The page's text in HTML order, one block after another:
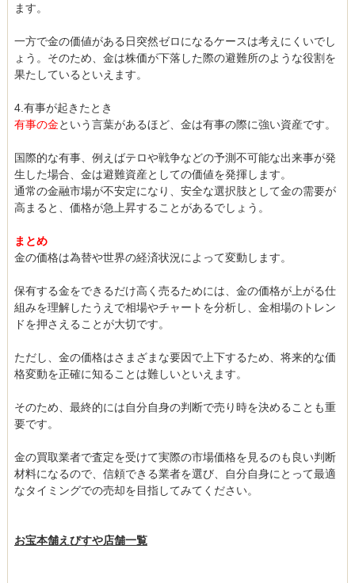
ます。
一方で金の価値がある日突然ゼロになるケースは考えにくいでし
ょう。そのため、金は株価が下落した際の避難所のような役割を
果たしているといえます。
4.有事が起きたとき
有事の金という言葉があるほど、金は有事の際に強い資産です。
国際的な有事、例えばテロや戦争などの予測不可能な出来事が発
生した場合、金は避難資産としての価値を発揮します。
通常の金融市場が不安定になり、安全な選択肢として金の需要が
高まると、価格が急上昇することがあるでしょう。
まとめ
金の価格は為替や世界の経済状況によって変動します。
保有する金をできるだけ高く売るためには、金の価格が上がる仕
組みを理解したうえで相場やチャートを分析し、金相場のトレン
ドを押さえることが大切です。
ただし、金の価格はさまざまな要因で上下するため、将来的な価
格変動を正確に知ることは難しいといえます。
そのため、最終的には自分自身の判断で売り時を決めることも重
要です。
金の買取業者で査定を受けて実際の市場価格を見るのも良い判断
材料になるので、信頼できる業者を選び、自分自身にとって最適
なタイミングでの売却を目指してみてください。
お宝本舗えびすや店舗一覧